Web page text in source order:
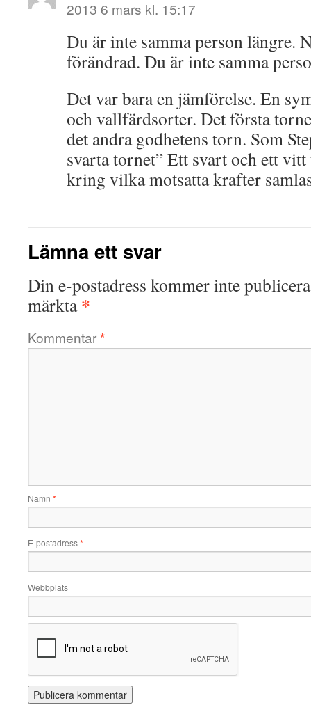
2013 6 mars kl. 15:17
Du är inte samma person längre.
förändrad. Du är inte samma
Det var bara en jämförelse. En
och vallfärdsorter. Det första
det andra godhetens torn. Som
svarta tornet” Ett svart och ett
kring vilka motsatta krafter
Lämna ett svar
Din e-postadress kommer inte
märkta*
Kommentar*
Namn *
E-postadress*
Webbplats